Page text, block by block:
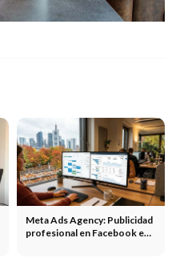
Meta Ads Agency: Publicidad
profesional en Facebook e